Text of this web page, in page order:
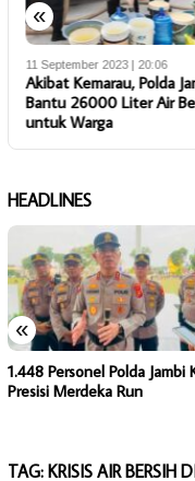
«
11 September 2023 | 20:06
Akibat Kemarau, Polda
Bantu 26000 Liter Air
untuk Warga
HEADLINES
«
1.448 Personel Polda Jambi
Presisi Merdeka Run
TAG: KRISIS AIR BERSIH